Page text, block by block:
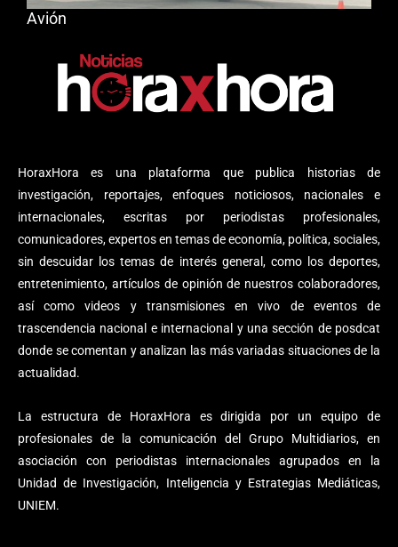
HoraxHora es una plataforma que publica historias de
investigación, reportajes, enfoques noticiosos, nacionales e
internacionales, escritas por periodistas profesionales,
comunicadores, expertos en temas de economía, política, sociales,
sin descuidar los temas de interés general, como los deportes,
entretenimiento, artículos de opinión de nuestros colaboradores,
así como videos y transmisiones en vivo de eventos de
trascendencia nacional e internacional y una sección de posdcat
donde se comentan y analizan las más variadas situaciones de la
actualidad.
La estructura de HoraxHora es dirigida por un equipo de
profesionales de la comunicación del Grupo Multidiarios, en
asociación con periodistas internacionales agrupados en la
Unidad de Investigación, Inteligencia y Estrategias Mediáticas,
UNIEM.
Avión